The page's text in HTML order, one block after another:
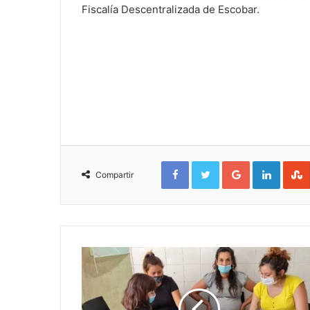
Fiscalía Descentralizada de Escobar.
Compartir
FacebookTwitterGoogle+